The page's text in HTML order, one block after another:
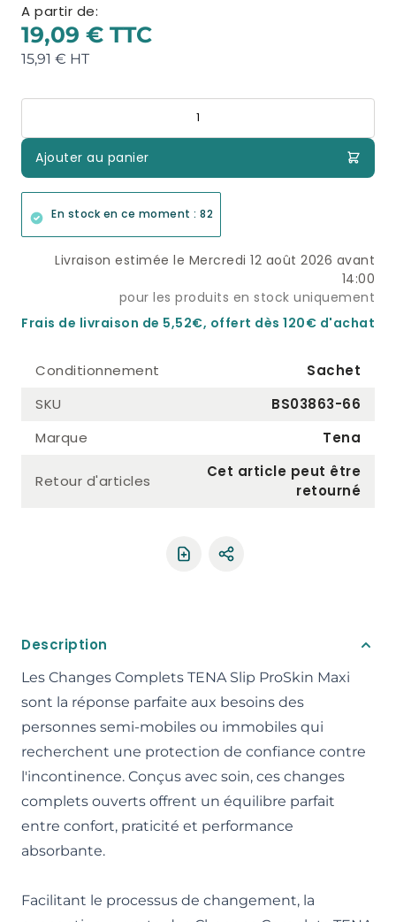
A partir de:
19,09 €
15,91 €
Ajouter au panier
En stock en ce moment : 82
Livraison estimée le Mercredi 12 août 2026 avant
14:00
pour les produits en stock uniquement
Frais de livraison de 5,52€, offert dès 120€ d'achat
Conditionnement
Sachet
SKU
BS03863-66
Marque
Tena
Retour d'articles
Cet article peut être
retourné
Partager le produit
Description
Les Changes Complets TENA Slip ProSkin Maxi
sont la réponse parfaite aux besoins des
personnes semi-mobiles ou immobiles qui
recherchent une protection de confiance contre
l'incontinence. Conçus avec soin, ces changes
complets ouverts offrent un équilibre parfait
entre confort, praticité et performance
absorbante.
Facilitant le processus de changement, la